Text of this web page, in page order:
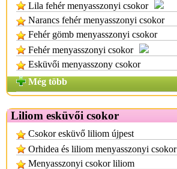
Lila fehér menyasszonyi csokor
Narancs fehér menyasszonyi csokor
Fehér gömb menyasszonyi csokor
Fehér menyasszonyi csokor
Esküvői menyasszony csokor
Még több
Liliom esküvői csokor
Csokor esküvő liliom újpest
Orhidea és liliom menyasszonyi csokor
Menyasszonyi csokor liliom